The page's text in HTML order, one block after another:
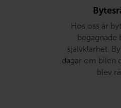
Hos oss är
begagnade
självklarhet.
dagar om bilen
blev